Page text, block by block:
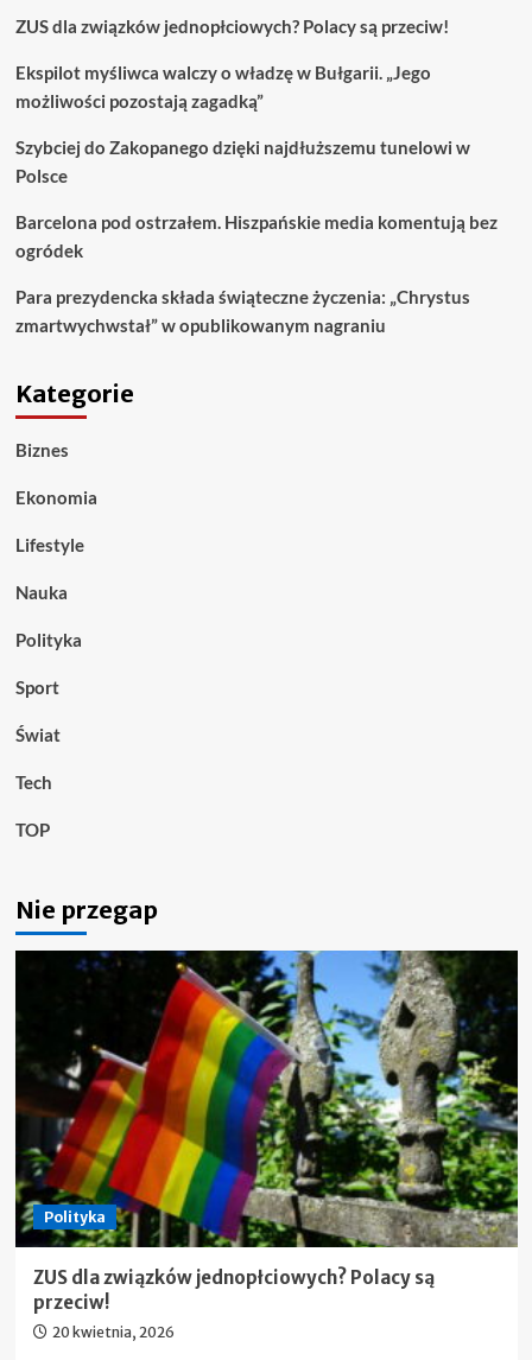
ZUS dla związków jednopłciowych? Polacy są przeciw!
Ekspilot myśliwca walczy o władzę w Bułgarii. „Jego
możliwości pozostają zagadką”
Szybciej do Zakopanego dzięki najdłuższemu tunelowi w
Polsce
Barcelona pod ostrzałem. Hiszpańskie media komentują bez
ogródek
Para prezydencka składa świąteczne życzenia: „Chrystus
zmartwychwstał” w opublikowanym nagraniu
Kategorie
Biznes
Ekonomia
Lifestyle
Nauka
Polityka
Sport
Świat
Tech
TOP
Nie przegap
Polityka
ZUS dla związków jednopłciowych? Polacy są
przeciw!
20 kwietnia, 2026